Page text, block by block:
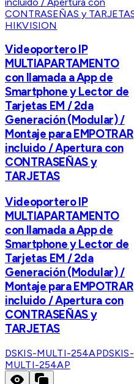
HIKVISION
Videoportero IP
MULTIAPARTAMENTO
con llamada a App de
Smartphone y Lector de
Tarjetas EM / 2da
Generación (Modular) /
Montaje para EMPOTRAR
incluido / Apertura con
CONTRASEÑAS y
TARJETAS
Videoportero IP
MULTIAPARTAMENTO
con llamada a App de
Smartphone y Lector de
Tarjetas EM / 2da
Generación (Modular) /
Montaje para EMPOTRAR
incluido / Apertura con
CONTRASEÑAS y
TARJETAS
DSKIS-MULTI-254APDSKIS-
MULTI-254AP